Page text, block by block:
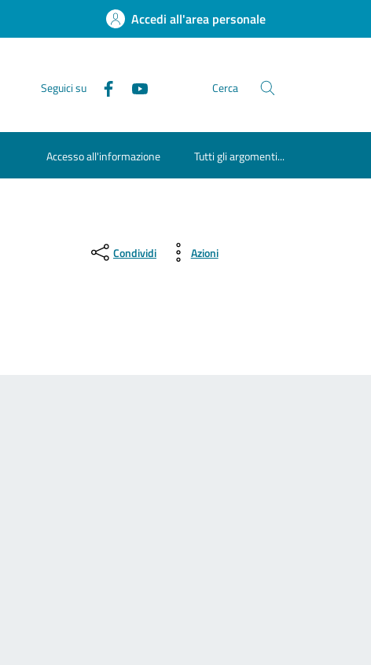
Accedi all'area personale
Seguici su Cerca
Accesso all'informazione Tutti gli argomenti...
Condividi Azioni